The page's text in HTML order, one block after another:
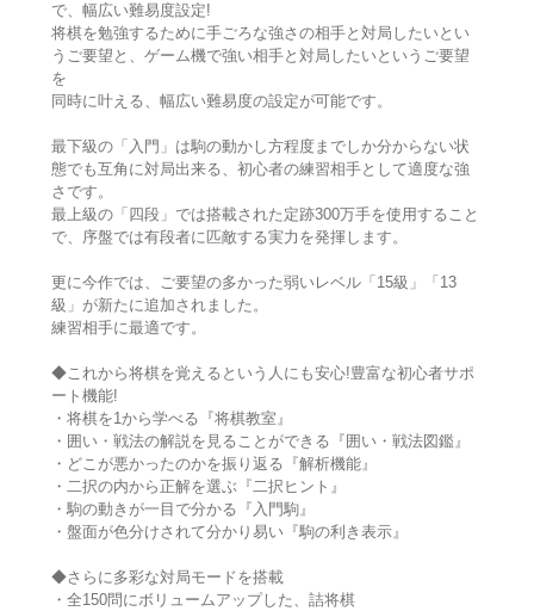
で、幅広い難易度設定!
将棋を勉強するために手ごろな強さの相手と対局したいとい
うご要望と、ゲーム機で強い相手と対局したいというご要望
を
同時に叶える、幅広い難易度の設定が可能です。
最下級の「入門」は駒の動かし方程度までしか分からない状
態でも互角に対局出来る、初心者の練習相手として適度な強
さです。
最上級の「四段」では搭載された定跡300万手を使用すること
で、序盤では有段者に匹敵する実力を発揮します。
更に今作では、ご要望の多かった弱いレベル「15級」「13
級」が新たに追加されました。
練習相手に最適です。
◆これから将棋を覚えるという人にも安心!豊富な初心者サポ
ート機能!
・将棋を1から学べる『将棋教室』
・囲い・戦法の解説を見ることができる『囲い・戦法図鑑』
・どこが悪かったのかを振り返る『解析機能』
・二択の内から正解を選ぶ『二択ヒント』
・駒の動きが一目で分かる『入門駒』
・盤面が色分けされて分かり易い『駒の利き表示』
◆さらに多彩な対局モードを搭載
・全150問にボリュームアップした、詰将棋